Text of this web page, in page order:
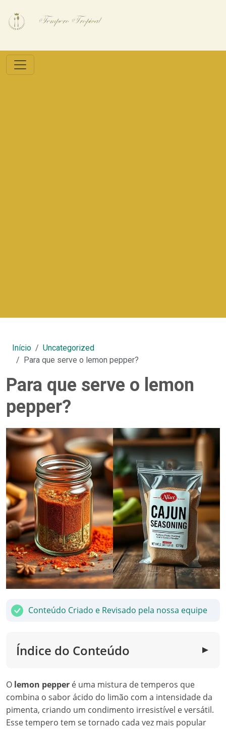
Início
Uncategorized
Para que serve o lemon pepper?
Para que serve o lemon
pepper?
Conteúdo Criado e Revisado pela nossa equipe
Índice do Conteúdo ▼
O lemon pepper é uma mistura de temperos que
combina o sabor ácido do limão com a intensidade da
pimenta, criando um condimento irresistível e versátil.
Esse tempero tem se tornado cada vez mais popular